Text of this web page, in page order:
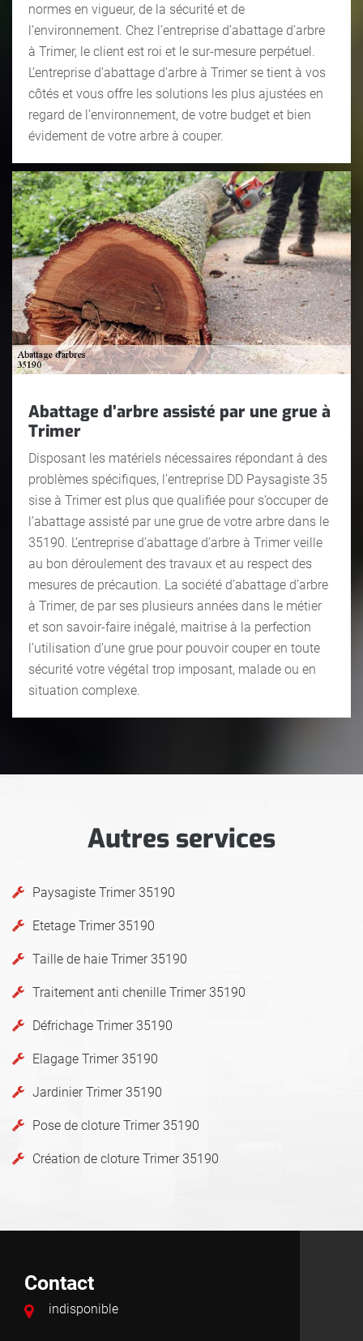
normes en vigueur, de la sécurité et de
l’environnement. Chez l’entreprise d’abattage d’arbre
à Trimer, le client est roi et le sur-mesure perpétuel.
L’entreprise d’abattage d’arbre à Trimer se tient à vos
côtés et vous offre les solutions les plus ajustées en
regard de l’environnement, de votre budget et bien
évidement de votre arbre à couper.
Abattage d’arbre assisté par une grue à
Trimer
Disposant les matériels nécessaires répondant à des
problèmes spécifiques, l’entreprise DD Paysagiste 35
sise à Trimer est plus que qualifiée pour s’occuper de
l’abattage assisté par une grue de votre arbre dans le
35190. L’entreprise d’abattage d’arbre à Trimer veille
au bon déroulement des travaux et au respect des
mesures de précaution. La société d’abattage d’arbre
à Trimer, de par ses plusieurs années dans le métier
et son savoir-faire inégalé, maitrise à la perfection
l’utilisation d’une grue pour pouvoir couper en toute
sécurité votre végétal trop imposant, malade ou en
situation complexe.
Autres services
Paysagiste Trimer 35190
Etetage Trimer 35190
Taille de haie Trimer 35190
Traitement anti chenille Trimer 35190
Défrichage Trimer 35190
Elagage Trimer 35190
Jardinier Trimer 35190
Pose de cloture Trimer 35190
Création de cloture Trimer 35190
Contact
indisponible